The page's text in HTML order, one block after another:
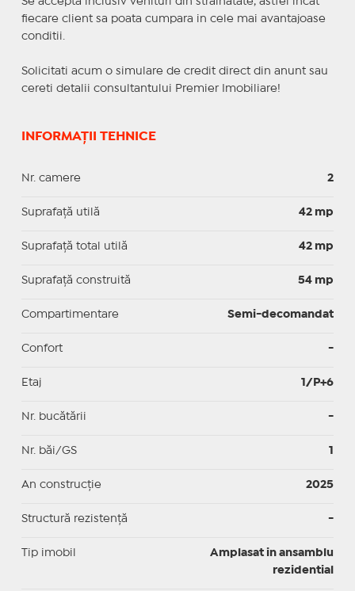
fiecare client sa poata cumpara in cele mai avantajoase
conditii.
Solicitati acum o simulare de credit direct din anunt sau
cereti detalii consultantului Premier Imobiliare!
INFORMAȚII TEHNICE
Nr. camere 2
Suprafaţă utilă 42 mp
Suprafaţă total utilă 42 mp
Suprafaţă construită 54 mp
Compartimentare Semi-decomandat
Confort -
Etaj 1/P+6
Nr. bucătării -
Nr. băi/GS 1
An construcție 2025
Structură rezistență -
Tip imobil
Amplasat in ansamblu
rezidential